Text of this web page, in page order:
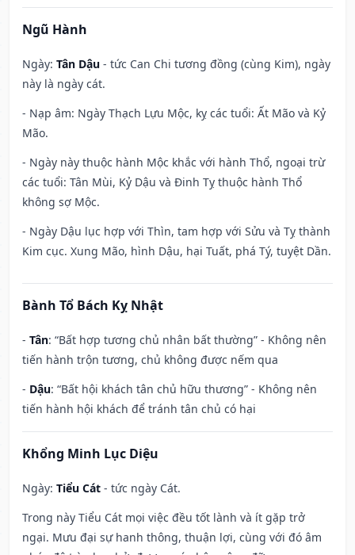
Ngũ Hành
Ngày: Tân Dậu - tức Can Chi tương đồng (cùng Kim), ngày
này là ngày cát.
- Nạp âm: Ngày Thạch Lựu Mộc, kỵ các tuổi: Ất Mão và Kỷ
Mão.
- Ngày này thuộc hành Mộc khắc với hành Thổ, ngoại trừ
các tuổi: Tân Mùi, Kỷ Dậu và Đinh Tỵ thuộc hành Thổ
không sợ Mộc.
- Ngày Dậu lục hợp với Thìn, tam hợp với Sửu và Tỵ thành
Kim cục. Xung Mão, hình Dậu, hại Tuất, phá Tý, tuyệt Dần.
Bành Tổ Bách Kỵ Nhật
- Tân: “Bất hợp tương chủ nhân bất thường” - Không nên
tiến hành trộn tương, chủ không được nếm qua
- Dậu: “Bất hội khách tân chủ hữu thương” - Không nên
tiến hành hội khách để tránh tân chủ có hại
Khổng Minh Lục Diệu
Ngày: Tiểu Cát - tức ngày Cát.
Trong này Tiểu Cát mọi việc đều tốt lành và ít gặp trở
ngại. Mưu đại sự hanh thông, thuận lợi, cùng với đó âm